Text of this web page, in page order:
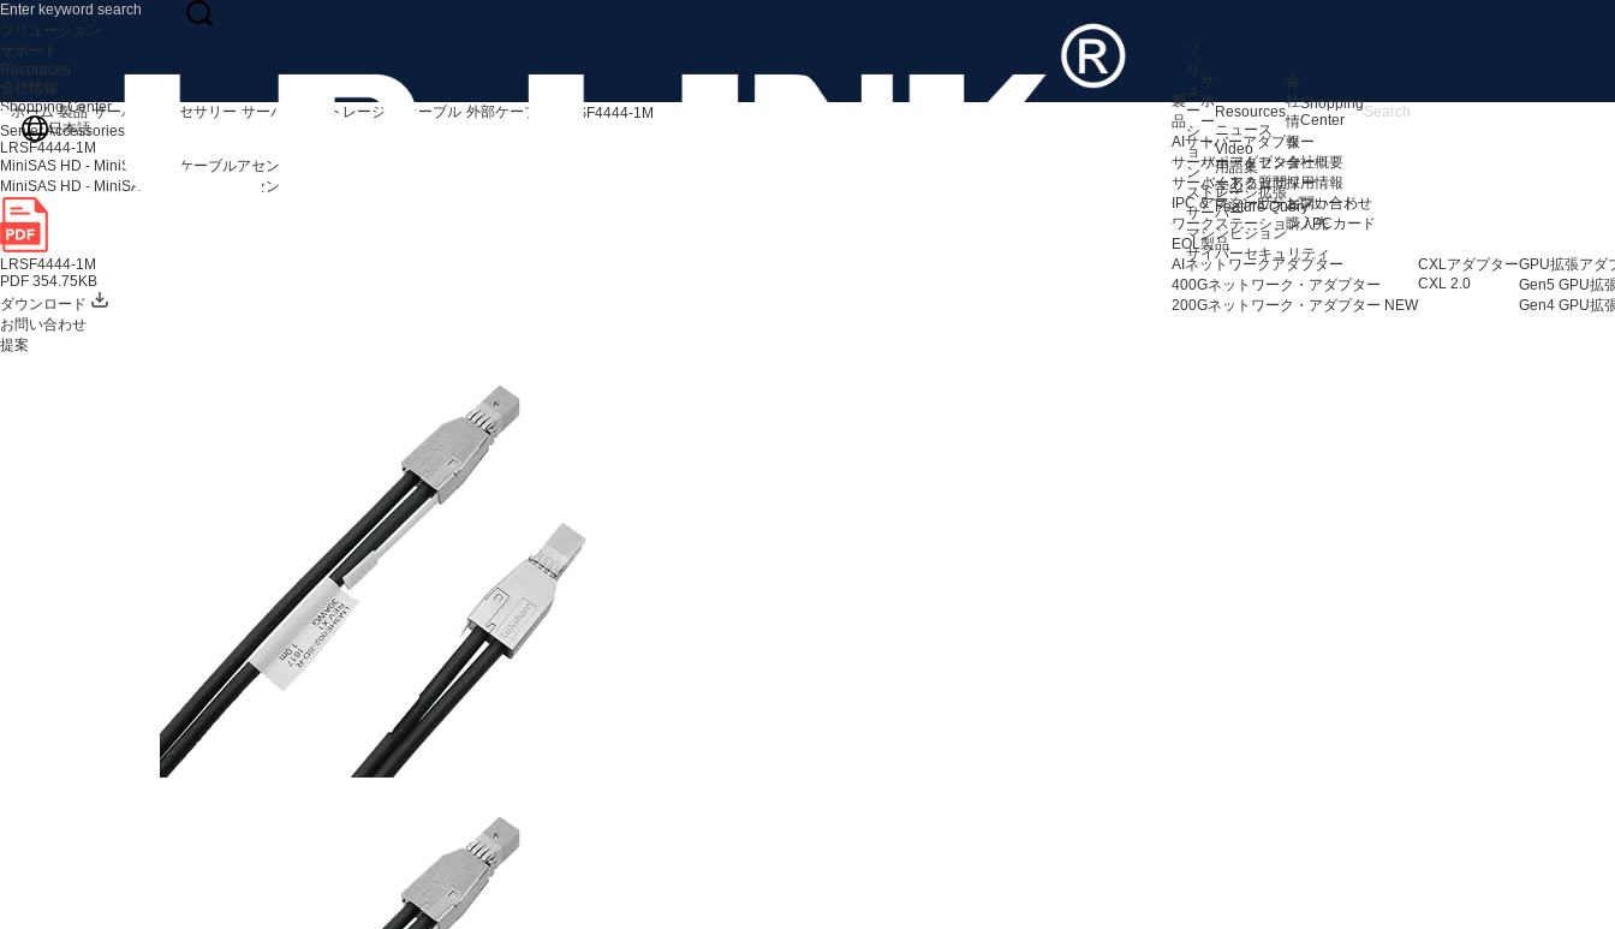
製
品
AIサーバーアダプター
サーバーアダプター
サーバーアクセサリー
IPC & マシンビジョンカード
ワークステーション / PCカード
EOL製品
AIネットワークアダプター
400Gネットワーク・アダプター
200Gネットワーク・アダプター NEW
CXLアダプター
CXL 2.0
GPU拡張アダ
Gen5 GPU拡
Gen4 GPU拡
ソ
リ
ュ
ー
シ
ョ
ン
ストレージ拡張
サーバー
マシンビジョン
サイバーセキュリティ
サ
ポ
ー
ト
サポートセンター
よくある質問
アフターサービス
Resources
ニュース
Video
用語集
学ぶ
Feature Query
会
社
情
報
会社概要
採用情報
お問い合わせ
購入先
Shopping
Center
製品
ソリューション
サポート
Resources
会社情報
Shopping Center
日本語
ホーム 製品 サーバーアクセサリー サーバー＆ストレージI/Oケーブル 外部ケーブル
LRSF4444-1M
Server Accessories
LRSF4444-1M
MiniSAS HD - MiniSAS HD ケーブルアセンブリ 1m
MiniSAS HD - MiniSAS HD ケーブルアセンブリ 1m
LRSF4444-1M
PDF 354.75KB
ダウンロード
お問い合わせ
提案